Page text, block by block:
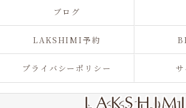
ブログ
LAKSHIMI予約
プライバシーポリシー